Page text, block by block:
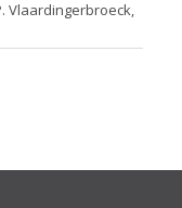
Vlaardingerbroeck,